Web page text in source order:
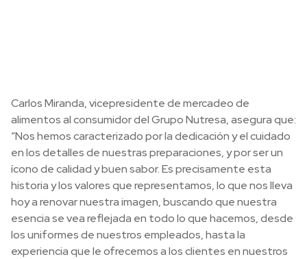
Carlos Miranda, vicepresidente de mercadeo de
alimentos al consumidor del Grupo Nutresa, asegura que:
“Nos hemos caracterizado por la dedicación y el cuidado
en los detalles de nuestras preparaciones, y por ser un
ícono de calidad y buen sabor. Es precisamente esta
historia y los valores que representamos, lo que nos lleva
hoy a renovar nuestra imagen, buscando que nuestra
esencia se vea reflejada en todo lo que hacemos, desde
los uniformes de nuestros empleados, hasta la
experiencia que le ofrecemos a los clientes en nuestros